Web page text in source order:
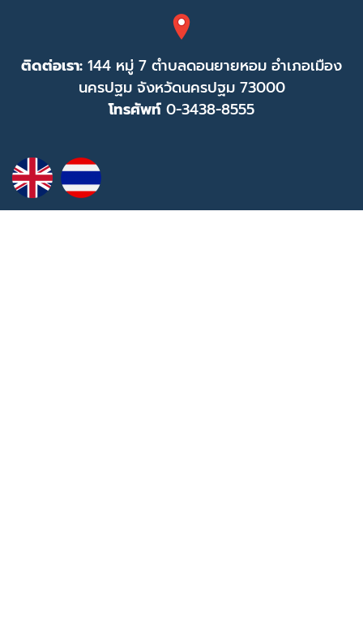
ติดต่อเรา: 144 หมู่ 7 ตำบลดอนยายหอม อำเภอเมือง
นครปฐม จังหวัดนครปฐม 73000
โทรศัพท์ 0-3438-8555